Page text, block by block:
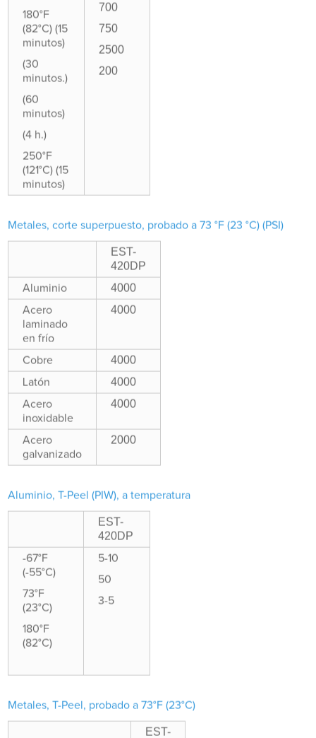
180°F
(82°C) (15
minutos)
(30
minutos.)
(60
minutos)
(4 h.)
250°F
(121°C) (15
minutos)
700
750
2500
200
Metales, corte superpuesto, probado a 73 °F (23 °C) (PSI)
EST-
420DP
Aluminio 4000
Acero
laminado
en frío
4000
Cobre 4000
Latón 4000
Acero
inoxidable
4000
Acero
galvanizado
2000
Aluminio, T-Peel (PIW), a temperatura
EST-
420DP
-67°F
(-55°C)
73°F
(23°C)
180°F
(82°C)
5-10
50
3-5
Metales, T-Peel, probado a 73°F (23°C)
EST-